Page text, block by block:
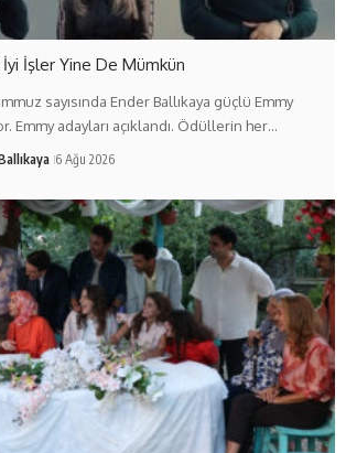
İşler Yine De Mümkün
sayısında Ender Ballıkaya güçlü Emmy
Emmy adayları açıklandı. Ödüllerin her…
6 Ağu 2026